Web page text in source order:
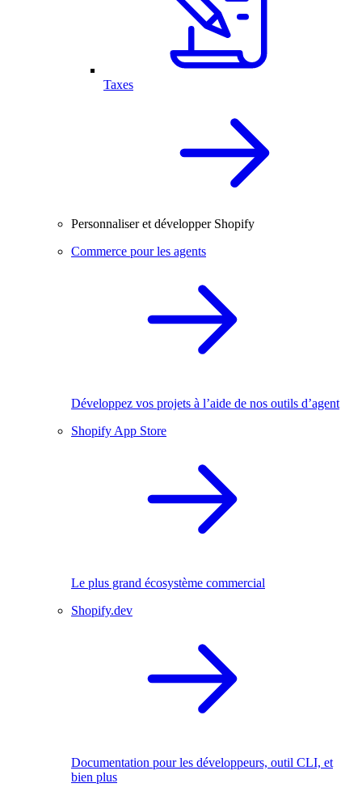
Taxes
Personnaliser et développer Shopify
Commerce pour les agents
Développez vos projets à l’aide de nos outils d’agent
Shopify App Store
Le plus grand écosystème commercial
Shopify.dev
Documentation pour les développeurs, outil CLI, et
bien plus